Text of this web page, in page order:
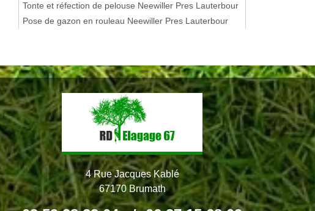
Tonte et réfection de pelouse Neewiller Pres Lauterbour
Pose de gazon en rouleau Neewiller Pres Lauterbour
4 Rue Jacques Kablé
67170 Brumath